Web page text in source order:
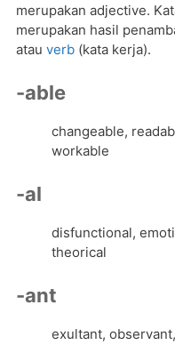
merupakan adjective.
merupakan hasil
atau verb (kata kerja).
-able
changeable,
workable
-al
disfunctional,
theorical
-ant
exultant,